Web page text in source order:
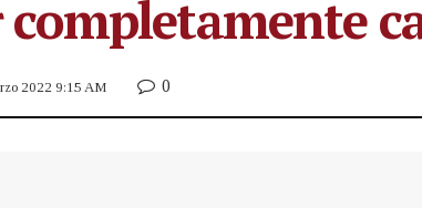
completamente
2022 9:15 AM 0